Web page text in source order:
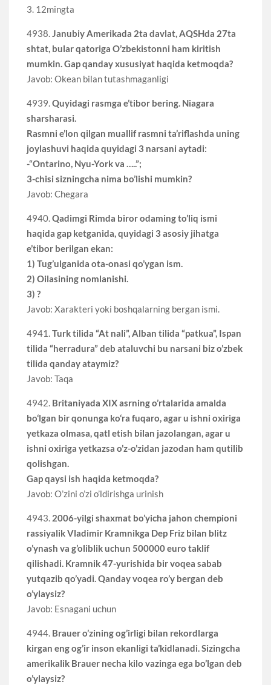
3. 12mingta
4938.Janubiy Amerikada 2ta davlat, AQSHda 27ta
shtat, bular qatoriga O’zbekistonni ham kiritish
mumkin. Gap qanday xususiyat haqida ketmoqda?
Javob: Okean bilan tutashmaganligi
4939.Quyidagi rasmga e’tibor bering. Niagara
sharsharasi.
Rasmni e’lon qilgan muallif rasmni ta’riflashda uning
joylashuvi haqida quyidagi 3 narsani aytadi:
-“Ontarino, Nyu-York va …..”;
3-chisi sizningcha nima bo’lishi mumkin?
Javob: Chegara
4940.Qadimgi Rimda biror odaming to’liq ismi
haqida gap ketganida, quyidagi 3 asosiy jihatga
e’tibor berilgan ekan:
1) Tug’ulganida ota-onasi qo’ygan ism.
2) Oilasining nomlanishi.
3) ?
Javob: Xarakteri yoki boshqalarning bergan ismi.
4941.Turk tilida “At nali”, Alban tilida “patkua”, Ispan
tilida “herradura” deb ataluvchi bu narsani biz o’zbek
tilida qanday ataymiz?
Javob: Taqa
4942. Britaniyada XIX asrning o’rtalarida amalda
bo‘lgan bir qonunga ko‘ra fuqaro, agar u ishni oxiriga
yetkaza olmasa, qatl etish bilan jazolangan, agar u
ishni oxiriga yetkazsa o’z-o’zidan jazodan ham qutilib
qolishgan.
Gap qaysi ish haqida ketmoqda?
Javob: O’zini o’zi o’ldirishga urinish
4943. 2006-yilgi shaxmat bo’yicha jahon chempioni
rassiyalik Vladimir Kramnikga Dep Friz bilan blitz
o’ynash va g’oliblik uchun 500000 euro taklif
qilishadi. Kramnik 47-yurishida bir voqea sabab
yutqazib qo’yadi. Qanday voqea ro’y bergan deb
o’ylaysiz?
Javob: Esnagani uchun
4944. Brauer o’zining og’irligi bilan rekordlarga
kirgan eng og’ir inson ekanligi ta’kidlanadi. Sizingcha
amerikalik Brauer necha kilo vazinga ega bo’lgan deb
o’ylaysiz?